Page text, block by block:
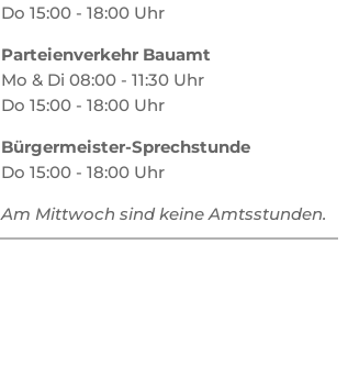
Do 15:00 - 18:00 Uhr
Parteienverkehr Bauamt
Mo & Di 08:00 - 11:30 Uhr
Do 15:00 - 18:00 Uhr
Bürgermeister-Sprechstunde
Do 15:00 - 18:00 Uhr
Am Mittwoch sind keine Amtsstunden.